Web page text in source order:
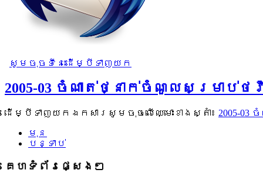
សូមចុចទីនេះដើម្បីទាញយក
2005-03 ចំណាត់ថ្នាក់ចំណូលសម្រាប់
ដើម្បីទាញយកឯកសារសូមចុចលើឈ្មោះខាងស្តាំ៖ 2005-
មុន
បន្ទាប់
គេហទំព័រផ្សេងៗ